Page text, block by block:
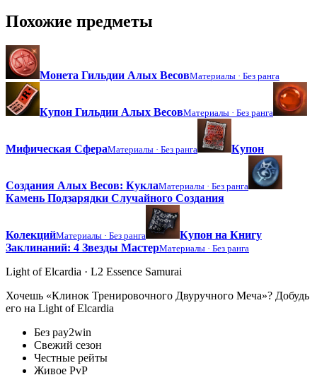
Похожие предметы
Монета Гильдии Алых ВесовМатериалы · Без ранга
Купон Гильдии Алых ВесовМатериалы · Без ранга
Мифическая СфераМатериалы · Без ранга Купон
Создания Алых Весов: КуклаМатериалы · Без ранга
Камень Подзарядки Случайного Создания
КолекцийМатериалы · Без ранга
Купон на Книгу
Заклинаний: 4 Звезды МастерМатериалы · Без ранга
Light of Elcardia · L2 Essence Samurai
Хочешь «Клинок Тренировочного Двуручного Меча»? Добудь
его на Light of Elcardia
Без pay2win
Свежий сезон
Честные рейты
Живое PvP